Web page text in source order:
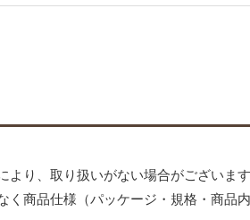
より、取り扱いがない場合がございま
く商品仕様（パッケージ・規格・商品